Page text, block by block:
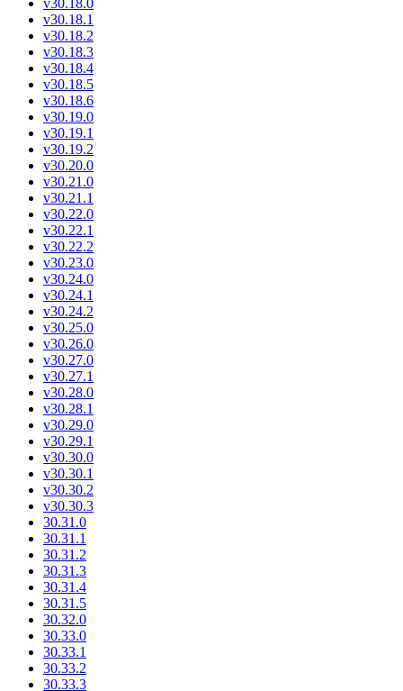
v30.18.1
v30.18.2
v30.18.3
v30.18.4
v30.18.5
v30.18.6
v30.19.0
v30.19.1
v30.19.2
v30.20.0
v30.21.0
v30.21.1
v30.22.0
v30.22.1
v30.22.2
v30.23.0
v30.24.0
v30.24.1
v30.24.2
v30.25.0
v30.26.0
v30.27.0
v30.27.1
v30.28.0
v30.28.1
v30.29.0
v30.29.1
v30.30.0
v30.30.1
v30.30.2
v30.30.3
30.31.0
30.31.1
30.31.2
30.31.3
30.31.4
30.31.5
30.32.0
30.33.0
30.33.1
30.33.2
30.33.3